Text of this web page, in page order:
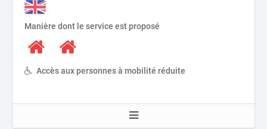
Manière dont le service est proposé
Accès aux personnes à mobilité réduite